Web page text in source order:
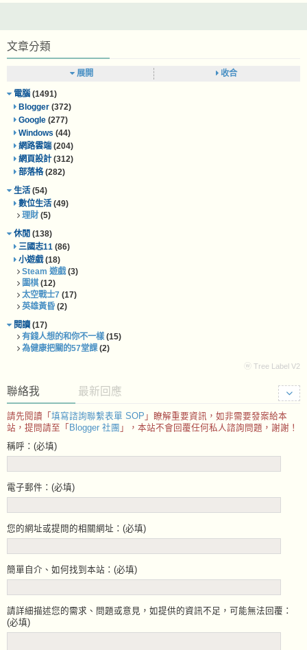
文章分類
展開 收合
電腦 (1491)
Blogger (372)
Google (277)
Windows (44)
網路雲端(204)
網頁設計(312)
部落格(282)
生活(54)
數位生活(49)
理財(5)
休閒 (138)
三國志11 (86)
小遊戲(18)
Steam 遊戲(3)
圍棋(12)
太空戰士7 (17)
英雄黃昏 (2)
閱讀 (17)
有錢人想的和你不一樣(15)
為健康把關的57堂課(2)
ⓦ Tree Label V2
聯絡我 最新回應
請先閱讀「 填寫諮詢聯繫表單 SOP 」瞭解重要資訊，如非需要發案給本
站，提問請至「 Blogger 社團 」，本站不會回覆任何私人諮詢問題，謝謝！
稱呼：(必填)
電子郵件：(必填)
您的網址或提問的相關網址：(必填)
簡單自介、如何找到本站：(必填)
請詳細描述您的需求、問題或意見，如提供的資訊不足，可能無法回覆：
(必填)